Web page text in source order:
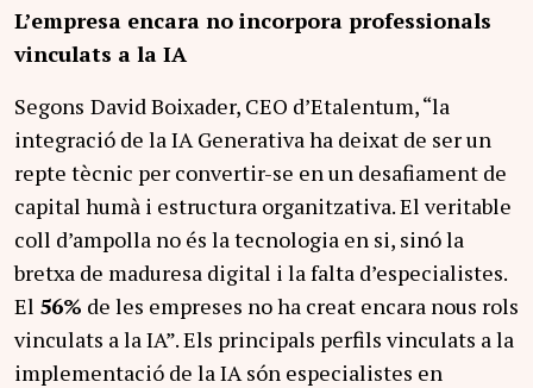
L’empresa encara no incorpora professionals
vinculats a la IA
Segons David Boixader, CEO d’Etalentum, “la
integració de la IA Generativa ha deixat de ser un
repte tècnic per convertir-se en un desafiament de
capital humà i estructura organitzativa. El veritable
coll d’ampolla no és la tecnologia en si, sinó la
bretxa de maduresa digital i la falta d’especialistes.
El 56% de les empreses no ha creat encara nous rols
vinculats a la IA”. Els principals perfils vinculats a la
implementació de la IA són especialistes en